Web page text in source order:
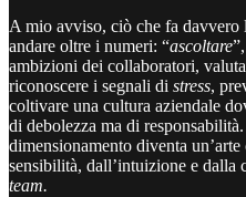
A mio avviso, ciò che fa davvero
andare oltre i numeri: “ascoltare
ambizioni dei collaboratori,
riconoscere i segnali di stress,
coltivare una cultura aziendale
di debolezza ma di
dimensionamento diventa
sensibilità, dall’intuizione e dalla
team.